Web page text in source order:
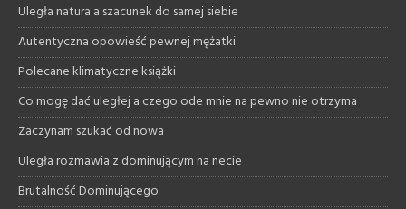
Uległa natura a szacunek do samej siebie
Autentyczna opowieść pewnej mężatki
Polecane klimatyczne książki
Co mogę dać uległej a czego ode mnie na pewno nie otrzyma
Zaczynam szukać od nowa
Uległa rozmawia z dominującym na necie
Brutalność Dominującego